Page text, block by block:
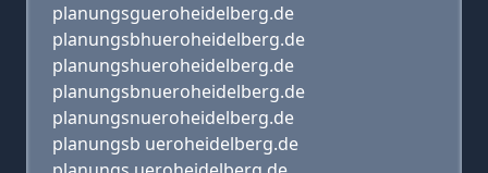
planungsgueroheidelberg.de
planungsbhueroheidelberg.de
planungshueroheidelberg.de
planungsbnueroheidelberg.de
planungsnueroheidelberg.de
planungsb ueroheidelberg.de